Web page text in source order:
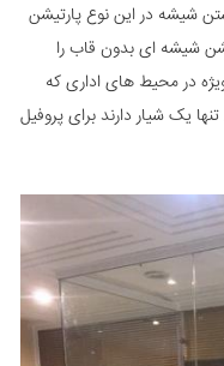
شیشه در این نوع پارتیشن
شیشه ای بدون قاب را
در محیط های اداری که
یک شیار دارند برای پروفیل